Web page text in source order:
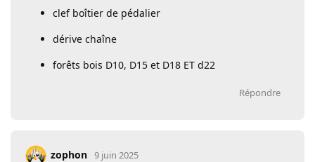
clef boîtier de pédalier
dérive chaîne
forêts bois D10, D15 et D18 ET d22
Répondre
zophon 9 juin 2025